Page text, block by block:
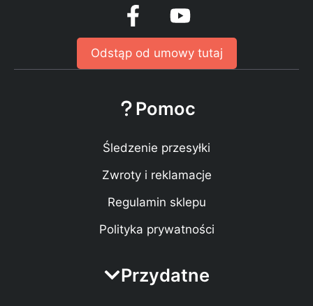
Odstąp od umowy tutaj
Pomoc
Śledzenie przesyłki
Zwroty i reklamacje
Regulamin sklepu
Polityka prywatności
Przydatne